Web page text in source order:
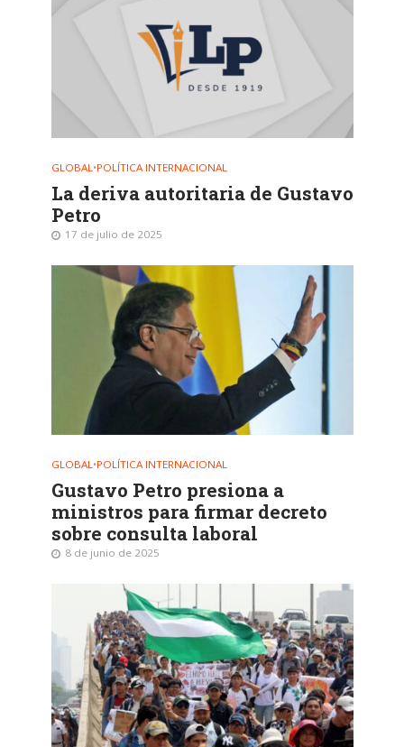
GLOBAL•POLÍTICA INTERNACIONAL
La deriva autoritaria de Gustavo
Petro
17 de julio de 2025
GLOBAL•POLÍTICA INTERNACIONAL
Gustavo Petro presiona a
ministros para firmar decreto
sobre consulta laboral
8 de junio de 2025